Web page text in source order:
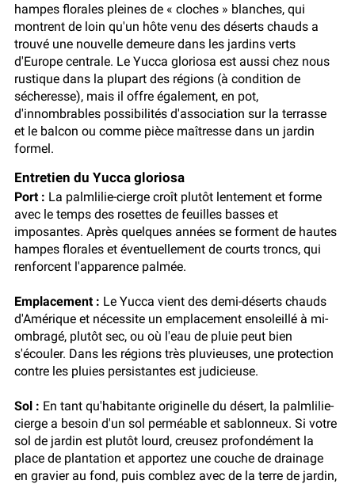
hampes florales pleines de « cloches » blanches, qui
montrent de loin qu'un hôte venu des déserts chauds a
trouvé une nouvelle demeure dans les jardins verts
d'Europe centrale. Le Yucca gloriosa est aussi chez nous
rustique dans la plupart des régions (à condition de
sécheresse), mais il offre également, en pot,
d'innombrables possibilités d'association sur la terrasse
et le balcon ou comme pièce maîtresse dans un jardin
formel.
Entretien du Yucca gloriosa
Port : La palmlilie-cierge croît plutôt lentement et forme
avec le temps des rosettes de feuilles basses et
imposantes. Après quelques années se forment de hautes
hampes florales et éventuellement de courts troncs, qui
renforcent l'apparence palmée.
Emplacement : Le Yucca vient des demi-déserts chauds
d'Amérique et nécessite un emplacement ensoleillé à mi-
ombragé, plutôt sec, ou où l'eau de pluie peut bien
s'écouler. Dans les régions très pluvieuses, une protection
contre les pluies persistantes est judicieuse.
Sol : En tant qu'habitante originelle du désert, la palmlilie-
cierge a besoin d'un sol perméable et sablonneux. Si votre
sol de jardin est plutôt lourd, creusez profondément la
place de plantation et apportez une couche de drainage
en gravier au fond, puis comblez avec de la terre de jardin,